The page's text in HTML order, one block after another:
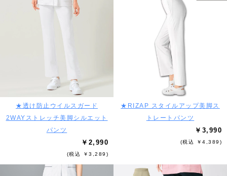
★透け防止ウイルスガード
2WAYストレッチ美脚シルエット
パンツ
￥2,990
(税込 ￥3,289)
★RIZAP スタイルアップ美脚ス
トレートパンツ
￥3,990
(税込 ￥4,389)